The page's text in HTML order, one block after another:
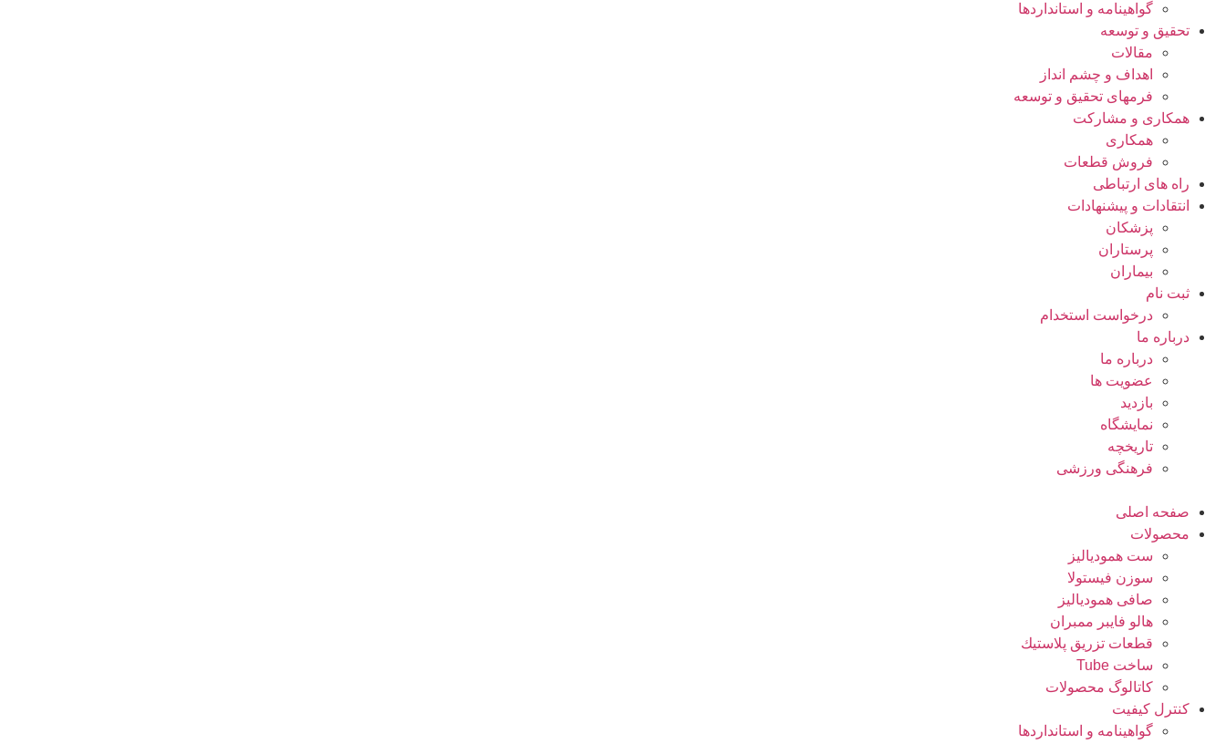
گواهينامه و استانداردها
تحقيق و توسعه
مقالات
اهداف و چشم انداز
فرمهای تحقیق و توسعه
همکاری و مشارکت
همکاری
فروش قطعات
راه های ارتباطی
انتقادات و پيشنهادات
پزشكان
پرستاران
بيماران
ثبت نام
درخواست استخدام
درباره ما
درباره ما
عضویت ها
بازدید
نمایشگاه
تاريخچه
فرهنگی ورزشی
صفحه اصلی
محصولات
ست همودیالیز
سوزن فیستولا
صافی همودیالیز
هالو فایبر ممبران
قطعات تزريق پلاستيك
ساخت Tube
کاتالوگ محصولات
کنترل کیفیت
گواهينامه و استانداردها